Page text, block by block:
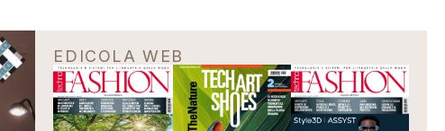
EDICOLA WEB